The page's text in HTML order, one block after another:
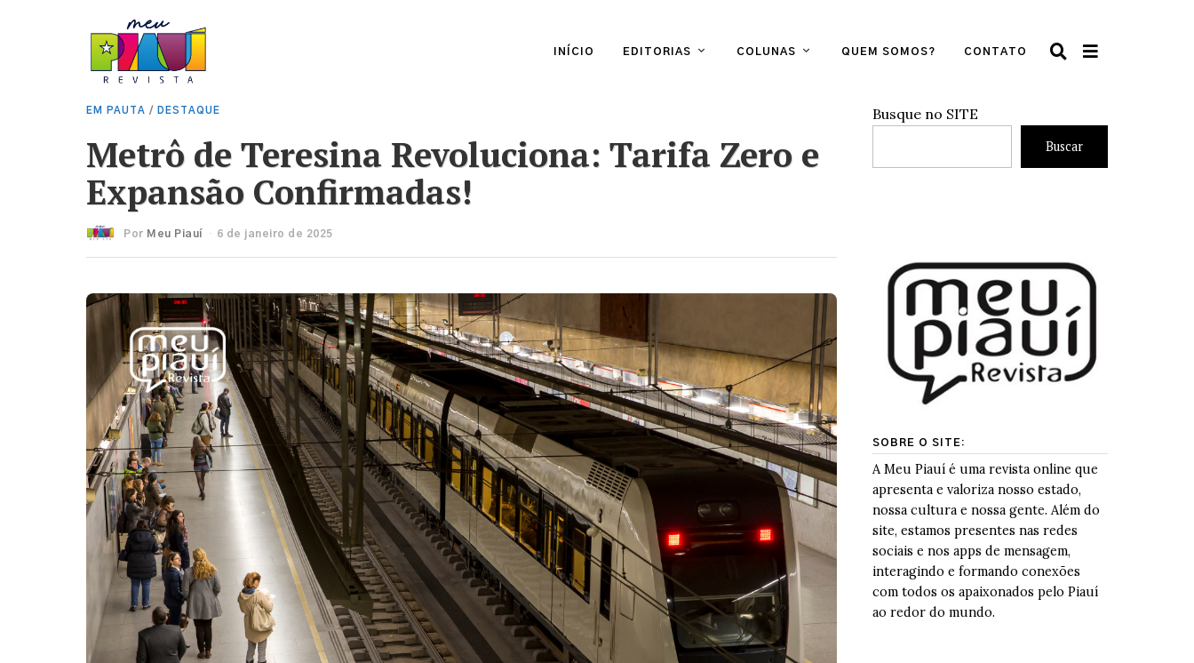
INÍCIO EDITORIAS COLUNAS QUEM SOMOS? CONTATO
EM PAUTA / DESTAQUE
Metrô de Teresina Revoluciona: Tarifa Zero e
Expansão Confirmadas!
Por Meu Piauí 6 de janeiro de 2025
Busque no SITE
Buscar
SOBRE O SITE:
A Meu Piauí é uma revista online que
apresenta e valoriza nosso estado,
nossa cultura e nossa gente. Além do
site, estamos presentes nas redes
sociais e nos apps de mensagem,
interagindo e formando conexões
com todos os apaixonados pelo Piauí
ao redor do mundo.